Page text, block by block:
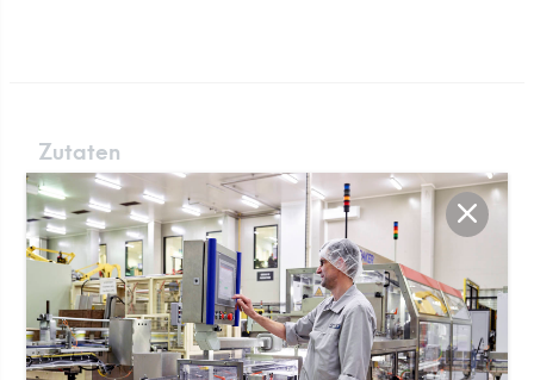
Zutaten
125g “Rose” Butter
250ml Kefir